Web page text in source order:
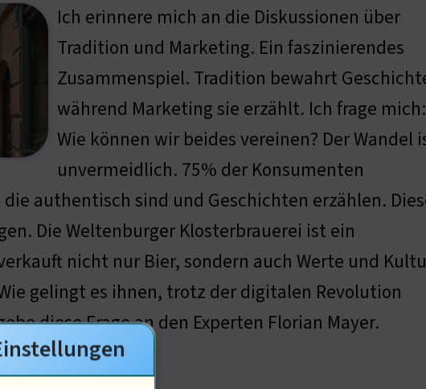
Ich erinnere mich an die Diskussionen über
Tradition und Marketing. Ein faszinierendes
Zusammenspiel. Tradition bewahrt
während Marketing sie erzählt. Ich frage mich:
Wie können wir beides vereinen? Der Wandel
unvermeidlich. 75% der Konsumenten
authentisch sind und Geschichten erzählen.
Die Weltenburger Klosterbrauerei ist ein
nicht nur Bier, sondern auch Werte und
gelingt es ihnen, trotz der digitalen Revolution
diese Frage an den Experten Florian Mayer.